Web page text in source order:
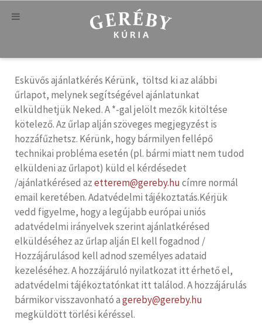
Esküvős ajánlatkérés Kérünk, töltsd ki az alábbi
űrlapot, melynek segítségével ajánlatunkat
elküldhetjük Neked. A *-gal jelölt mezők kitöltése
kötelező. Az űrlap alján szöveges megjegyzést is
hozzáfűzhetsz. Kérünk, hogy bármilyen fellépő
technikai probléma esetén (pl. bármi miatt nem tudod
elküldeni az űrlapot) küld el kérdésedet
/ajánlatkérésed azetterem@gereby.hucímre normál
email keretében. Adatvédelmi tájékoztatás.Kérjük
vedd figyelme, hogy a legújabb európai uniós
adatvédelmi irányelvek szerint ajánlatkérésed
elküldéséhez az űrlap alján El kell fogadnod /
Hozzájárulásod kell adnod személyes adataid
kezeléséhez. A hozzájáruló nyilatkozat itt érhető el,
adatvédelmi tájékoztatónkat itt találod. A hozzájárulás
bármikor visszavonható agereby@gereby.hu
megküldött törlési kéréssel.